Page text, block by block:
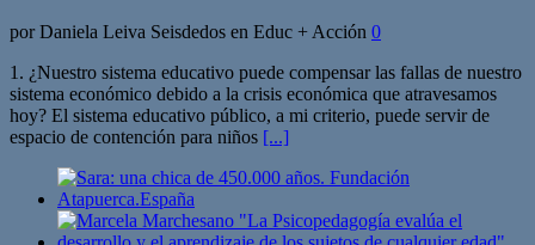
por Daniela Leiva Seisdedos en Educ + Acción 0
1. ¿Nuestro sistema educativo puede compensar las fallas de nuestro
sistema económico debido a la crisis económica que atravesamos
hoy? El sistema educativo público, a mi criterio, puede servir de
espacio de contención para niños [...]